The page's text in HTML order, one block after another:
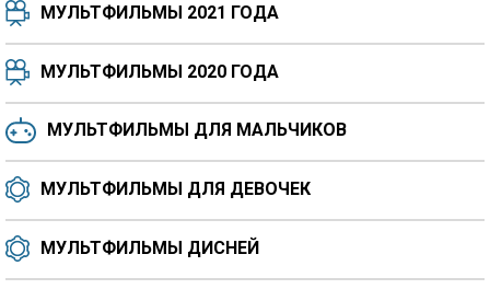
6.5 6.6 6.0 6.4
МУЛЬТФИЛЬМЫ 2021 ГОДА
МУЛЬТФИЛЬМЫ 2020 ГОДА
МУЛЬТФИЛЬМЫ ДЛЯ МАЛЬЧИКОВ
МУЛЬТФИЛЬМЫ ДЛЯ ДЕВОЧЕК
МУЛЬТФИЛЬМЫ ДИСНЕЙ